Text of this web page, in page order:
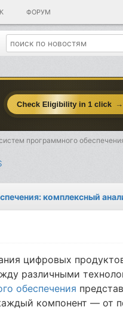
ФОРУМ
программного
комплексный
цифровых
различными
обеспечения
компонент — от